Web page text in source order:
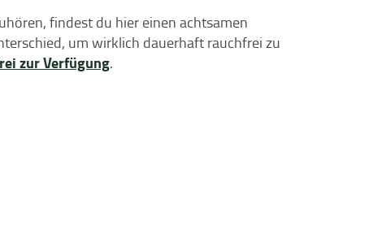
findest du hier einen achtsamen
um wirklich dauerhaft rauchfrei zu
zur Verfügung.